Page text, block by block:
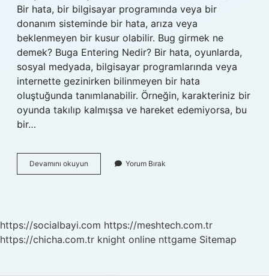
Bir hata, bir bilgisayar programında veya bir
donanım sisteminde bir hata, arıza veya
beklenmeyen bir kusur olabilir. Bug girmek ne
demek? Buga Entering Nedir? Bir hata, oyunlarda,
sosyal medyada, bilgisayar programlarında veya
internette gezinirken bilinmeyen bir hata
oluştuğunda tanımlanabilir. Örneğin, karakteriniz bir
oyunda takılıp kalmışsa ve hareket edemiyorsa, bu
bir…
Devamını okuyun Sistemin
Bug
Yorum Bırak
https://socialbayi.com https://meshtech.com.tr
https://chicha.com.tr knight online nttgame Sitemap